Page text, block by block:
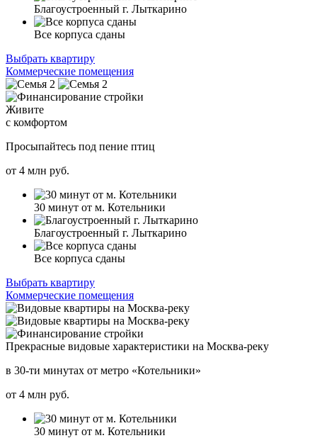
Благоустроенный г. Лыткарино
Все корпуса сданы
Выбрать квартиру
Коммерческие помещения
Живите
с комфортом
Просыпайтесь под пение птиц
от 4 млн руб.
30 минут от м. Котельники
Благоустроенный г. Лыткарино
Все корпуса сданы
Выбрать квартиру
Коммерческие помещения
Прекрасные видовые характеристики на Москва-реку
в 30-ти минутах от метро «Котельники»
от 4 млн руб.
30 минут от м. Котельники